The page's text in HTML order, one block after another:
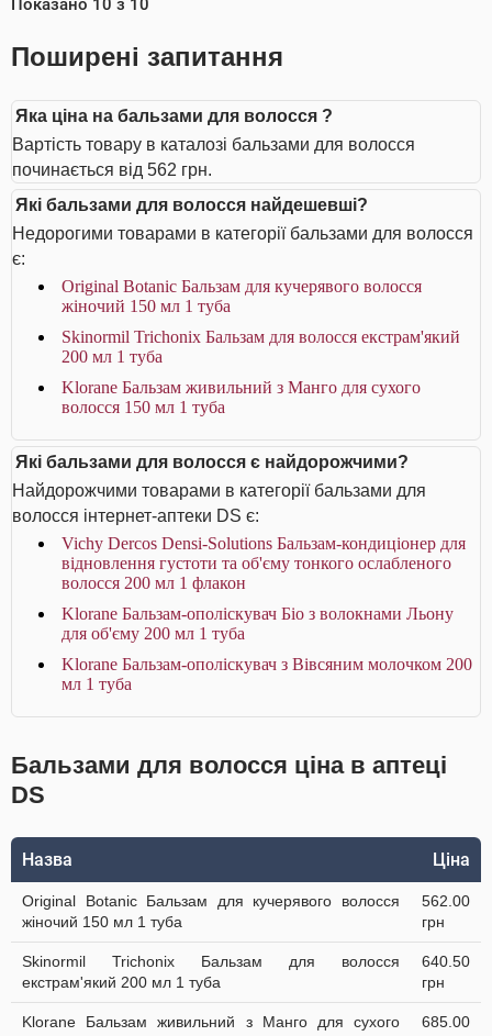
Показано 10 з 10
Поширені запитання
Яка ціна на бальзами для волосся ?
Вартість товару в каталозі бальзами для волосся
починається від 562 грн.
Які бальзами для волосся найдешевші?
Недорогими товарами в категорії бальзами для волосся
є:
Original Botanic Бальзам для кучерявого волосся
жіночий 150 мл 1 туба
Skinormil Trichonix Бальзам для волосся екстрам'який
200 мл 1 туба
Klorane Бальзам живильний з Манго для сухого
волосся 150 мл 1 туба
Які бальзами для волосся є найдорожчими?
Найдорожчими товарами в категорії бальзами для
волосся інтернет-аптеки DS є:
Vichy Dercos Densi-Solutions Бальзам-кондиціонер для
відновлення густоти та об'єму тонкого ослабленого
волосся 200 мл 1 флакон
Klorane Бальзам-ополіскувач Біо з волокнами Льону
для об'єму 200 мл 1 туба
Klorane Бальзам-ополіскувач з Вівсяним молочком 200
мл 1 туба
Бальзами для волосся ціна в аптеці
DS
Назва Ціна
Original Botanic Бальзам для кучерявого волосся
жіночий 150 мл 1 туба
562.00
грн
Skinormil Trichonix Бальзам для волосся
екстрам'який 200 мл 1 туба
640.50
грн
Klorane Бальзам живильний з Манго для сухого
685.00